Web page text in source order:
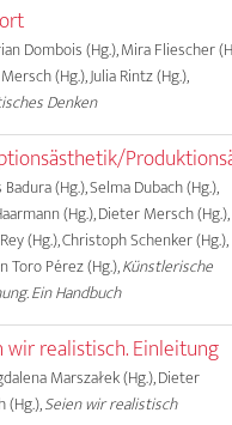
Dombois (Hg.), Mira Fliescher
(Hg.), Julia Rintz (Hg.),
Denken
Badura (Hg.), Selma Dubach (Hg.),
(Hg.), Dieter Mersch (Hg.),
(Hg.), Christoph Schenker (Hg.),
Toro Pérez (Hg.),Künstlerische
Ein Handbuch
wir realistisch. Einleitung
Marszałek (Hg.), Dieter
(Hg.),Seien wir realistisch